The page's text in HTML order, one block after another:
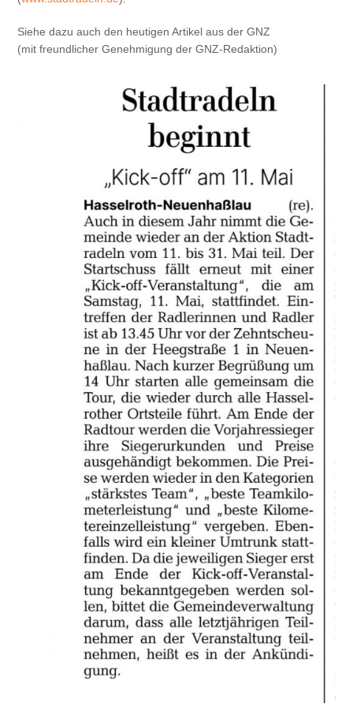
Siehe dazu auch den heutigen Artikel aus der GNZ
(mit freundlicher Genehmigung der GNZ-Redaktion)